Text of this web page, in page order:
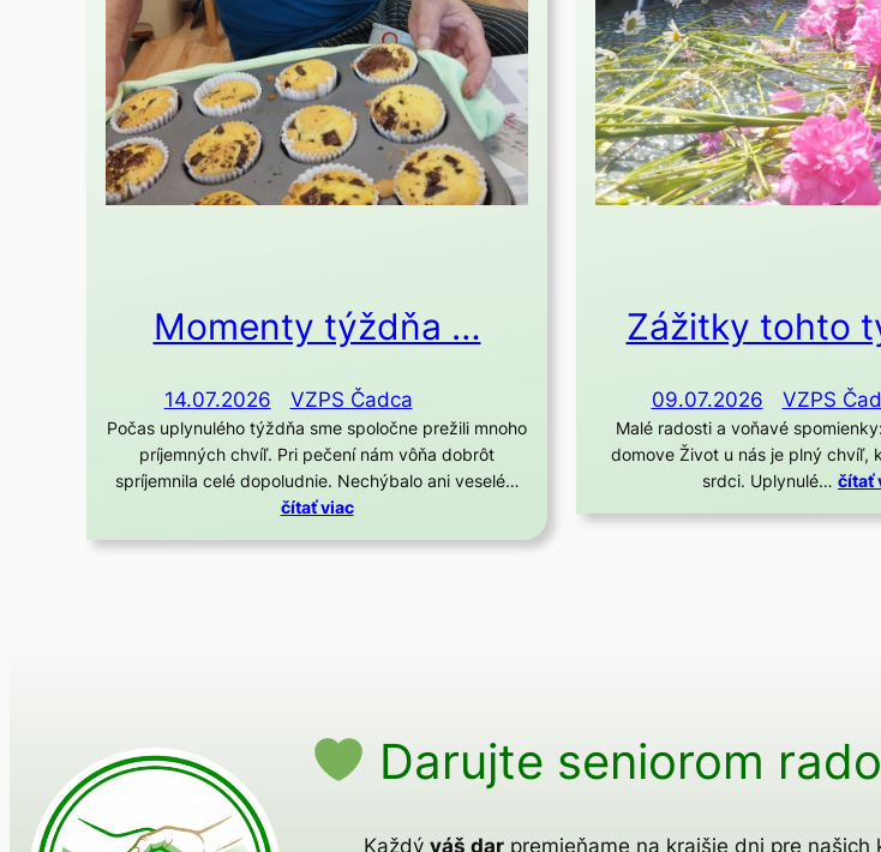
Momenty týždňa …
14.07.2026 VZPS Čadca
Počas uplynulého týždňa sme spoločne prežili mnoho
príjemných chvíľ. Pri pečení nám vôňa dobrôt
spríjemnila celé dopoludnie. Nechýbalo ani veselé…
čítať viac
Zážitky tohto
09.07.2026 VZPS
Malé radosti a voňavé
domove Život u nás je plný chvíľ,
srdci. Uplynulé… čítať
Darujte seniorom
Každý váš darpremieňame na krajšie dni pre našich